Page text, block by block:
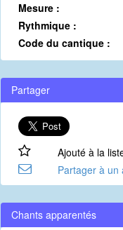
Mesure :
Rythmique :
Code du cantique :
Partager
Ajouté à la
Partager à un
Chants apparentés